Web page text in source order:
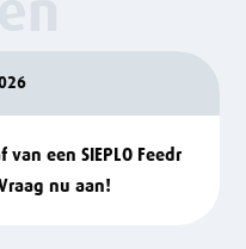
een SIEPLO Feedr
nu aan!